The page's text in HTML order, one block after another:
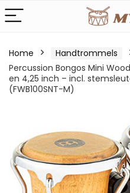
Home Handtrommels
Percussion Bongos Mini
en 4,25 inch – incl.
(FWB100SNT-M)